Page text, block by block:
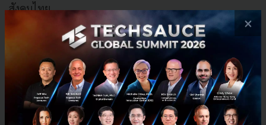
สังคมไทย
อีกทั้ง เรามองว่าการที่เราจะขับเคลื่อนจะดูความสำเร็จ
เป็นปีไม่ได้ เราต้องดูว่าผู้มีส่วนได้ส่วนเสีย หรือคนที่มีมา
ร่วมกับเราเข้าใจมากแค่ไหน และสร้างอิมแพคได้อย่างไร
เพื่อให้เป็นไปในทิศทางเดียวกัน เพราะเราไม่อยากเห็นว่า
เป็นแค่เทรนด์ หรือ เทศกาล แต่อยากให้เห็นความต่อเนื่อง
×